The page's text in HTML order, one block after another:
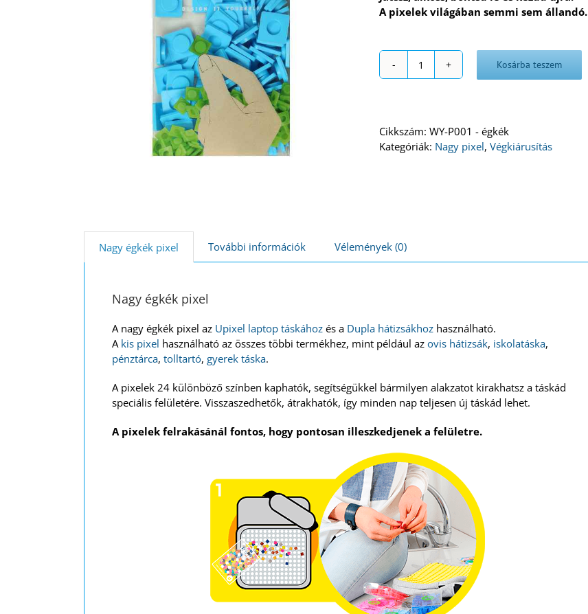
A pixelek világában semmi sem állandó.
Nagy
Kosárba teszem
Cikkszám: WY-P001 - égkék
Kategóriák: Nagy pixel, Végkiárusítás
Nagy égkék pixel További információk Vélemények (0)
Nagy égkék pixel
A nagy égkék pixel az Upixel laptop táskához és a Dupla hátizsákhoz használható.
A kis pixel használható az összes többi termékhez, mint például az ovis hátizsák, iskolatáska,
pénztárca, tolltartó, gyerek táska.
A pixelek 24 különböző színben kaphatók, segítségükkel bármilyen alakzatot kirakhatsz a táskád
speciális felületére. Visszaszedhetők, átrakhatók, így minden nap teljesen új táskád lehet.
A pixelek felrakásánál fontos, hogy pontosan illeszkedjenek a felületre.